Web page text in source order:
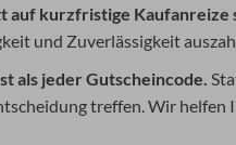
kurzfristige Kaufanreize
und Zuverlässigkeit
als jeder Gutscheincode.
treffen. Wir